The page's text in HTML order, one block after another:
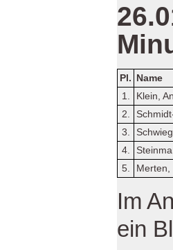
Pl.
Name
1.
Klein,
2.
3.
4.
5.
Merten,
Im
ein